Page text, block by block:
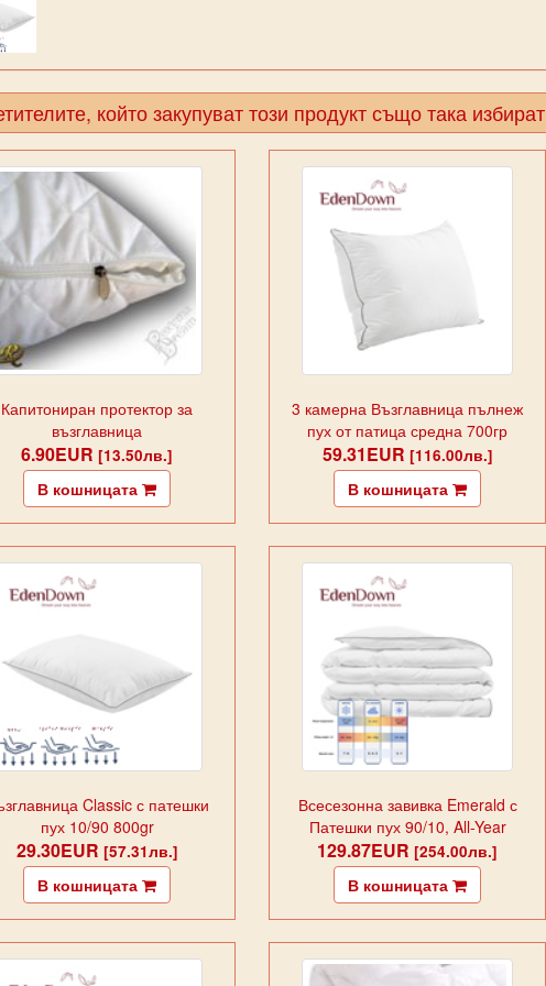
който закупуват този продукт също така избират
Капитониран протектор за
възглавница
6.90EUR[13.50лв.]
В кошницата
3 камерна Възглавница пълнеж
пух от патица средна 700гр
59.31EUR [116.00лв.]
В кошницата
Classic с патешки
пух 10/90 800gr
29.30EUR [57.31лв.]
В кошницата
Всесезонна завивка Emerald с
Патешки пух 90/10, All-Year
140гр/м
129.87EUR[254.00лв.]
В кошницата